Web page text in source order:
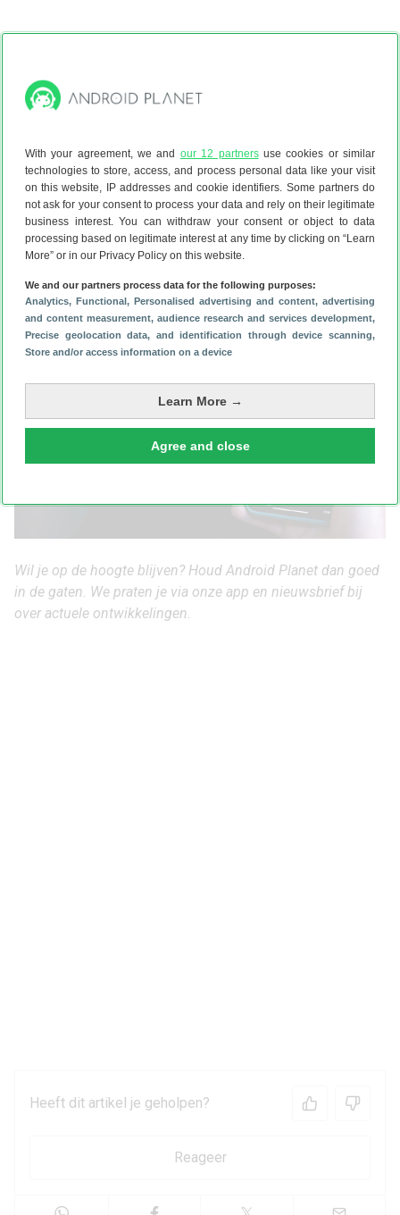
With your agreement, we and our 12 partnersuse cookies or similar
technologies to store, access, and process personal data like your visit
on this website, IP addresses and cookie identifiers. Some partners do
not ask for your consent to process your data and rely on their legitimate
business interest. You can withdraw your consent or object to data
processing based on legitimate interest at any time by clicking on “Learn
More” or in our Privacy Policy on this website.
We and our partners process data for the following purposes:
Analytics, Functional, Personalised advertising and content, advertising
and content measurement, audience research and services development,
Precise geolocation data, and identification through device scanning,
Store and/or access information on a device
Learn More →
Agree and close
Gebruikers vanGmailgaan via het instellingenmenu (de drie
geleegd. Outlook-gebruikers kunnen via het menu-item
‘Verwijderd’ hun prullenbak legen door een of meerdere
mails te selecteren en dan op het afvalbak-icoon te tikken.
Cache legen op je Android
Ook je cache kun je regelmatig verwijderen, bijvoorbeeld
video hoor je van redacteur Michel hoe je dat aanpakt.
Wil je op de hoogte blijven? Houd Android Planet dan goed
in de gaten. We praten je via onze app en nieuwsbriefbij
over actuele ontwikkelingen.
Heeft dit artikel je geholpen?
Reageer